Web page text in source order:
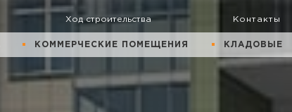
Ход строительства Контакты
КОММЕРЧЕСКИЕ ПОМЕЩЕНИЯ КЛАДОВЫЕ